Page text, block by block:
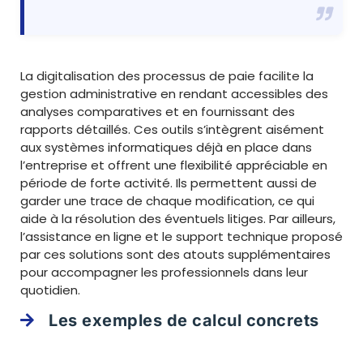
La digitalisation des processus de paie facilite la
gestion administrative en rendant accessibles des
analyses comparatives et en fournissant des
rapports détaillés. Ces outils s’intègrent aisément
aux systèmes informatiques déjà en place dans
l’entreprise et offrent une flexibilité appréciable en
période de forte activité. Ils permettent aussi de
garder une trace de chaque modification, ce qui
aide à la résolution des éventuels litiges. Par ailleurs,
l’assistance en ligne et le support technique proposé
par ces solutions sont des atouts supplémentaires
pour accompagner les professionnels dans leur
quotidien.
Les exemples de calcul concrets